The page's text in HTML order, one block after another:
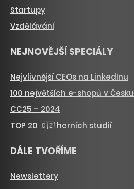
Startupy
Vzdělávání
NEJNOVĚJŠÍ SPECIÁLY
Nejvlivnější CEOs na LinkedInu
100 největších e-shopů v Česku
CC25 – 2024
TOP 20 🇨🇿 herních studií
DÁLE TVOŘÍME
Newslettery